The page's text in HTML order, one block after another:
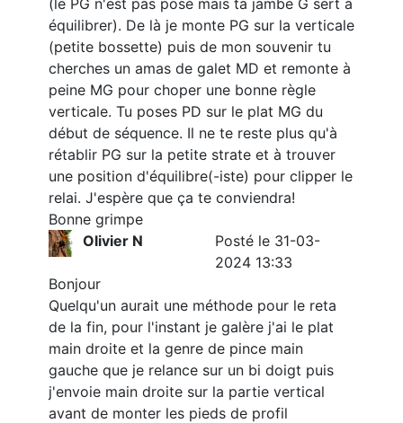
(le PG n'est pas posé mais ta jambe G sert à
équilibrer). De là je monte PG sur la verticale
(petite bossette) puis de mon souvenir tu
cherches un amas de galet MD et remonte à
peine MG pour choper une bonne règle
verticale. Tu poses PD sur le plat MG du
début de séquence. Il ne te reste plus qu'à
rétablir PG sur la petite strate et à trouver
une position d'équilibre(-iste) pour clipper le
relai. J'espère que ça te conviendra!
Bonne grimpe
Olivier N
Posté le 31-03-
2024 13:33
Bonjour
Quelqu'un aurait une méthode pour le reta
de la fin, pour l'instant je galère j'ai le plat
main droite et la genre de pince main
gauche que je relance sur un bi doigt puis
j'envoie main droite sur la partie vertical
avant de monter les pieds de profil